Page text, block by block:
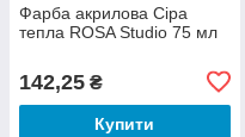
Фарба акрилова Сіра
тепла ROSA Studio 75 мл
142,25 ₴
Купити